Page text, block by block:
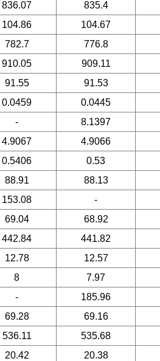
836.07 835.4
104.86 104.67
782.7 776.8
910.05 909.11
91.55 91.53
0.0459 0.0445
- 8.1397
4.9067 4.9066
0.5406 0.53
88.91 88.13
153.08 -
69.04 68.92
442.84 441.82
12.78 12.57
8 7.97
- 185.96
69.28 69.16
536.11 535.68
20.42 20.38